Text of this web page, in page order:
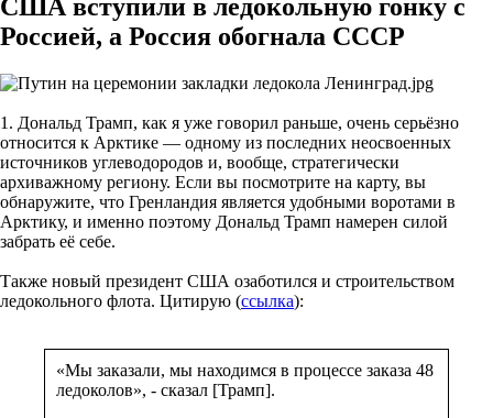
США вступили в ледокольную гонку с
Россией, а Россия обогнала СССР
1. Дональд Трамп, как я уже говорил раньше, очень серьёзно
относится к Арктике — одному из последних неосвоенных
источников углеводородов и, вообще, стратегически
архиважному региону. Если вы посмотрите на карту, вы
обнаружите, что Гренландия является удобными воротами в
Арктику, и именно поэтому Дональд Трамп намерен силой
забрать её себе.
Также новый президент США озаботился и строительством
ледокольного флота. Цитирую (ссылка):
«Мы заказали, мы находимся в процессе заказа 48
ледоколов», - сказал [Трамп].